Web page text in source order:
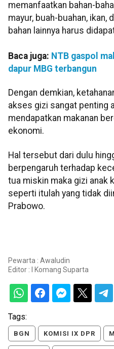
memanfaatkan bahan-
mayur, buah-buahan, ikan,
bahan lainnya harus
Baca juga: NTB gaspol
dapur MBG terbangun
Dengan demkian,
akses gizi sangat penting
mendapatkan makanan
ekonomi.
Hal tersebut dari dulu
berpengaruh terhadap
tua miskin maka gizi anak
seperti itulah yang tidak
Prabowo.
Pewarta : Awaludin
Editor :
I Komang Suparta
Tags:
BGN KOMISI IX DPR